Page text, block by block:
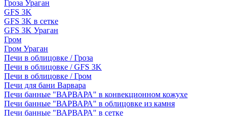
Гроза Ураган
GFS 3K
GFS 3K в сетке
GFS 3K Ураган
Гром
Гром Ураган
Печи в облицовке / Гроза
Печи в облицовке / GFS 3K
Печи в облицовке / Гром
Печи для бани Варвара
Печи банные "ВАРВАРА" в конвекционном кожухе
Печи банные "ВАРВАРА" в облицовке из камня
Печи банные "ВАРВАРА" в сетке